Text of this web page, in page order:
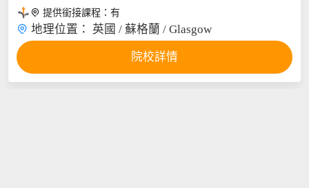
 提供銜接課程： 有
 地理位置： 英國 / 蘇格蘭 / Glasgow
院校詳情